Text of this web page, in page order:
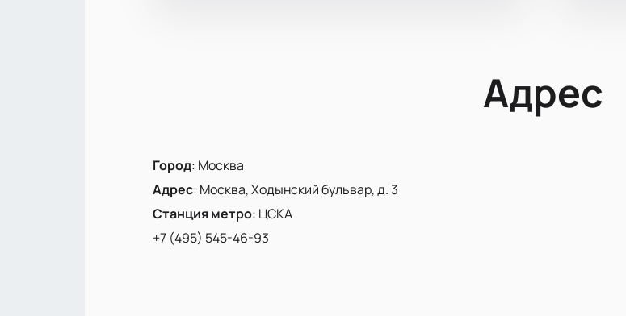
Адрес
Город: Москва
Адрес: Москва, Ходынский бульвар, д. 3
Станция метро: ЦСКА
+7 (495) 545-46-93